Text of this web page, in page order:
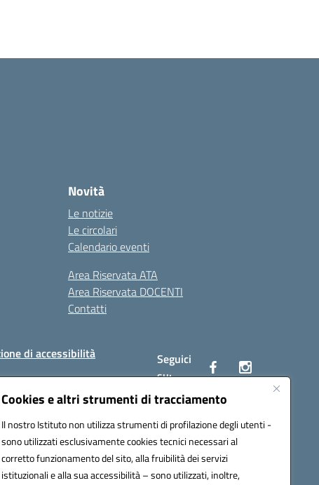
Cookies e altri strumenti di tracciamento
Il nostro Istituto non utilizza strumenti di profilazione degli utenti -
sono utilizzati esclusivamente cookies tecnici necessari al
corretto funzionamento del sito, alla fruibilità dei servizi
istituzionali e alla sua accessibilità – sono utilizzati, inoltre,
Novità
Le notizie
Le circolari
Calendario eventi
Area Riservata ATA
Area Riservata DOCENTI
Contatti
di accessibilità
Seguici
su: